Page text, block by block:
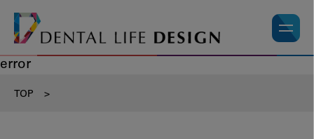
error
TOP >